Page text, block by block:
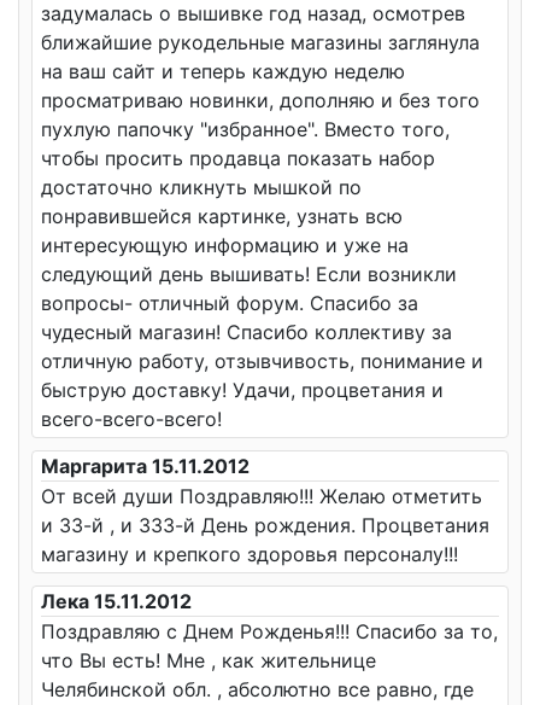
задумалась о вышивке год назад, осмотрев
ближайшие рукодельные магазины заглянула
на ваш сайт и теперь каждую неделю
просматриваю новинки, дополняю и без того
пухлую папочку "избранное". Вместо того,
чтобы просить продавца показать набор
достаточно кликнуть мышкой по
понравившейся картинке, узнать всю
интересующую информацию и уже на
следующий день вышивать! Если возникли
вопросы- отличный форум. Спасибо за
чудесный магазин! Спасибо коллективу за
отличную работу, отзывчивость, понимание и
быструю доставку! Удачи, процветания и
всего-всего-всего!
Маргарита 15.11.2012
От всей души Поздравляю!!! Желаю отметить
и 33-й , и 333-й День рождения. Процветания
магазину и крепкого здоровья персоналу!!!
Лека 15.11.2012
Поздравляю с Днем Рожденья!!! Спасибо за то,
что Вы есть! Мне , как жительнице
Челябинской обл. , абсолютно все равно, где